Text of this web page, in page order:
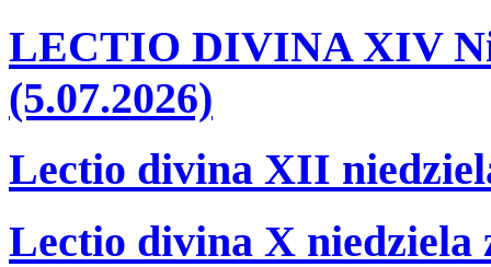
LECTIO DIVINA XIV
(5.07.2026)
Lectio divina XII
Lectio divina X niedziela